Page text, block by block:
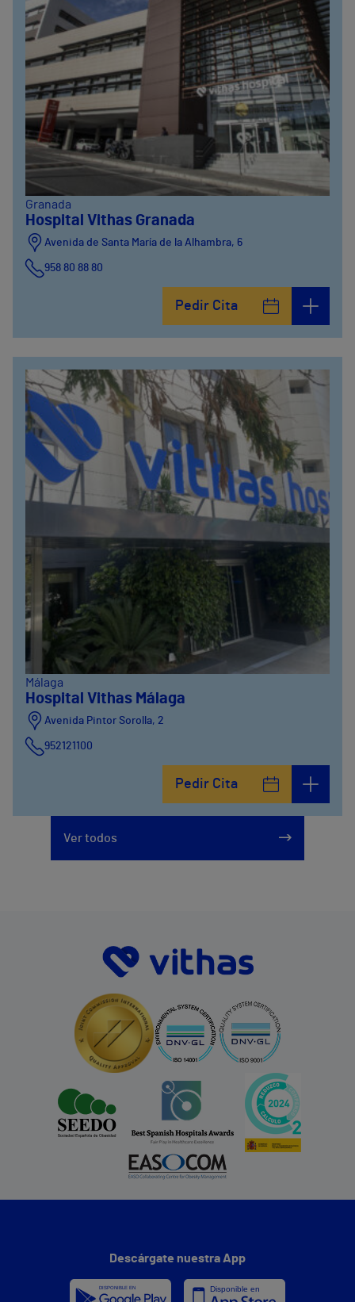
Granada
Hospital Vithas Granada
Avenida de Santa María de la Alhambra, 6
958 80 88 80
Pedir Cita
Málaga
Hospital Vithas Málaga
Avenida Pintor Sorolla, 2
952121100
Pedir Cita
Ver todos
Descárgate nuestra App